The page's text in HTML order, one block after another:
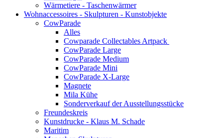
Wärmetiere - Taschenwärmer
Wohnaccessoires - Skulpturen - Kunstobjekte
CowParade
Alles
Cowparade Collectables Artpack
CowParade Large
CowParade Medium
CowParade Mini
CowParade X-Large
Magnete
Mila Kühe
Sonderverkauf der Ausstellungsstücke
Freundeskreis
Kunstdrucke - Klaus M. Schade
Maritim